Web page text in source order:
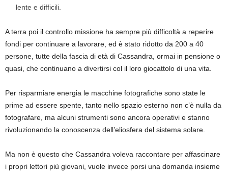
lente e difficili.
A terra poi il controllo missione ha sempre più difficoltà a reperire
fondi per continuare a lavorare, ed è stato ridotto da 200 a 40
persone, tutte della fascia di età di Cassandra, ormai in pensione o
quasi, che continuano a divertirsi col il loro giocattolo di una vita.
Per risparmiare energia le macchine fotografiche sono state le
prime ad essere spente, tanto nello spazio esterno non c’è nulla da
fotografare, ma alcuni strumenti sono ancora operativi e stanno
rivoluzionando la conoscenza dell’eliosfera del sistema solare.
Ma non è questo che Cassandra voleva raccontare per affascinare
i propri lettori più giovani, vuole invece porsi una domanda insieme